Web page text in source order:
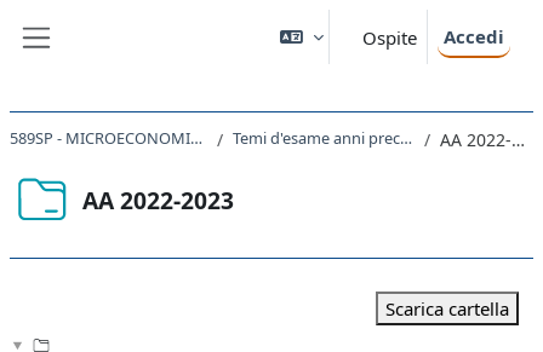
Ospite Accedi
589SP - MICROECONOMIA 2024 Temi d'esame anni precedenti AA 2022-2023
AA 2022-2023
Scarica cartella